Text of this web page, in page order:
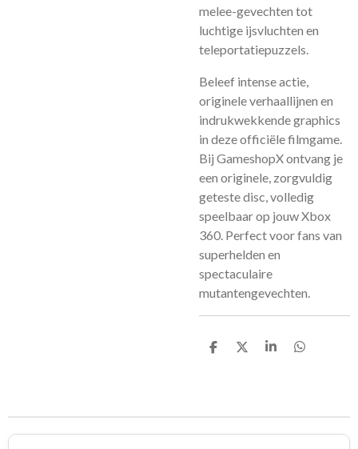
melee-gevechten tot
luchtige ijsvluchten en
teleportatiepuzzels.
Beleef intense actie,
originele verhaallijnen en
indrukwekkende graphics
in deze officiële filmgame.
Bij GameshopX ontvang je
een originele, zorgvuldig
geteste disc, volledig
speelbaar op jouw Xbox
360. Perfect voor fans van
superhelden en
spectaculaire
mutantengevechten.
D
D
S
D